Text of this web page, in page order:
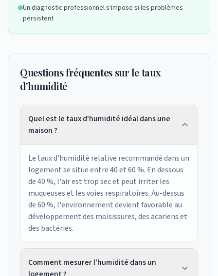
Un diagnostic professionnel s'impose si les problèmes
persistent
Questions fréquentes sur le taux
d'humidité
Quel est le taux d'humidité idéal dans une
maison ?
Le taux d'humidité relative recommandé dans un
logement se situe entre 40 et 60 %. En dessous
de 40 %, l'air est trop sec et peut irriter les
muqueuses et les voies respiratoires. Au-dessus
de 60 %, l'environnement devient favorable au
développement des moisissures, des acariens et
des bactéries.
Comment mesurer l'humidité dans un
logement ?